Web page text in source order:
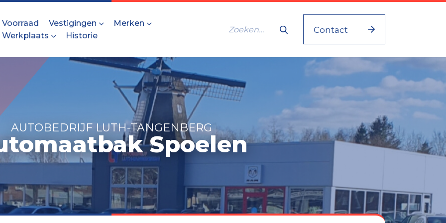
Voorraad Vestigingen
Merken
Werkplaats
Historie
Contact
AUTOBEDRIJF LUTH-TANGENBERG
Spoelen